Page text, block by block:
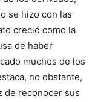
se hizo con las
creció como la
de haber
muchos de los
no obstante,
de reconocer sus